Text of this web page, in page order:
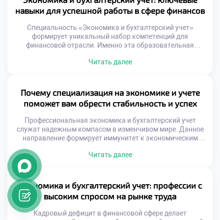
случайных навыков. Обучение дает фундамент для
профессиональной адаптации. Мир меняется, но
принципы учета остаются стабильными. […]
навыки для успешной работы в сфере финансов
Специальность «Экономика и бухгалтерский учет»
формирует уникальный набор компетенций для
финансовой отрасли. Именно эта образовательная
мастерства студентов. Успех в денежной сфере зависит от
Конкуренция на рынке труда требует особой подготовки.
Только обладание специфическими навыками
гарантирует востребованность. Обучение превращает
новичка в квалифицированного […]
Читать далее
Почему специализация на экономике и учете
поможет вам обрести стабильность и успех
Профессиональная экономика и бухгалтерский учет
служат надежным компасом в изменчивом мире. Данное
направление формирует иммунитет к экономическим
базу для процветания. Финансовая безопасность
начинается с правильного выбора профессии. Рынок
труда высоко ценит системных специалистов.
Уверенность в завтрашнем дне строится на конкретных
навыках. Материал раскрывает механизмы достижения
личного благополучия. Мы рассмотрим взаимосвязь […]
Читать далее
Экономика и бухгалтерский учет: профессии с
высоким спросом на рынке труда
Кадровый дефицит в финансовой сфере делает